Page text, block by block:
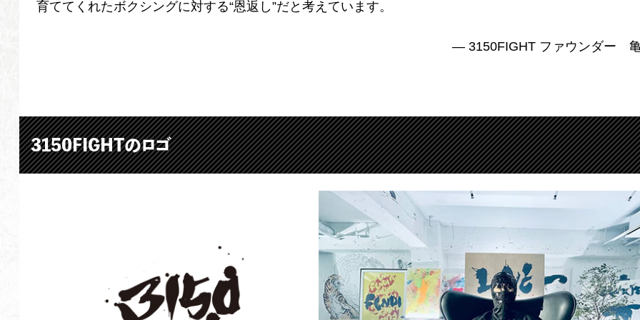
育ててくれたボクシングに対する“恩返し”だと考えています。
— 3150FIGHT ファウンダー
3150FIGHTのロゴ